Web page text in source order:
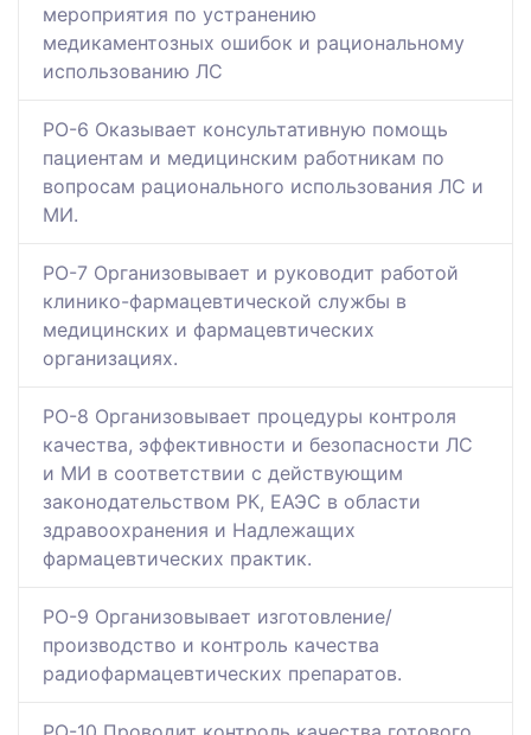
мероприятия по устранению
медикаментозных ошибок и рациональному
использованию ЛС
РО-6 Оказывает консультативную помощь
пациентам и медицинским работникам по
вопросам рационального использования ЛС и
МИ.
РО-7 Организовывает и руководит работой
клинико-фармацевтической службы в
медицинских и фармацевтических
организациях.
РО-8 Организовывает процедуры контроля
качества, эффективности и безопасности ЛС
и МИ в соответствии с действующим
законодательством РК, ЕАЭС в области
здравоохранения и Надлежащих
фармацевтических практик.
РО-9 Организовывает изготовление/
производство и контроль качества
радиофармацевтических препаратов.